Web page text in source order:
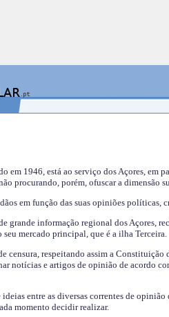
em 1946, está ao serviço dos Açores, em
procurando, porém, ofuscar a dimensão
em função das suas opiniões políticas,
grande informação regional dos Açores,
seu mercado principal, que é a ilha Terceira.
censura, respeitando assim a
notícias e artigos de opinião de acordo
entre as diversas correntes de
momento decidir realizar.